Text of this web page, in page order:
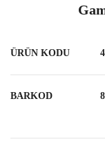
ÜRÜN KODU
BARKOD